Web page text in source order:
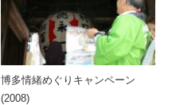
博多情緒めぐりキャンペーン
(2008)